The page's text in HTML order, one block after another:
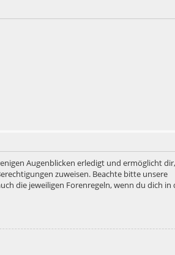
Augenblicken erledigt und ermöglicht
zuweisen. Beachte bitte unsere
die jeweiligen Forenregeln, wenn du dich in